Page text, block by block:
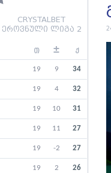
CRYSTALBET
ეროვნული ლიგა 2
თ ± ქ
19 9 34
19 4 32
19 10 31
19 11 27
19 -2 27
19 2 26